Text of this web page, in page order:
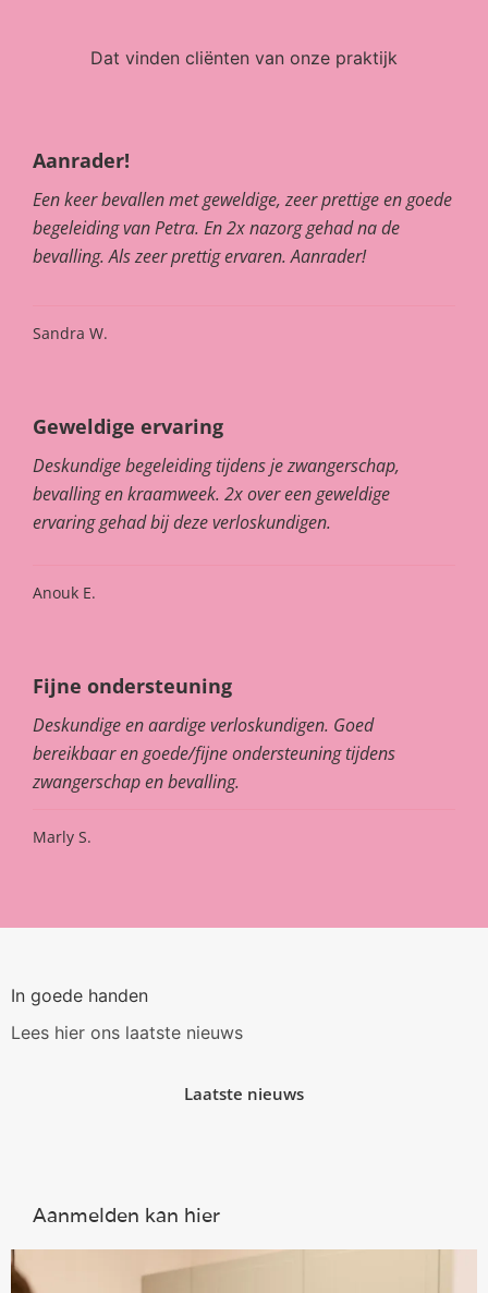
Dat vinden cliënten van onze praktijk
Aanrader!
Een keer bevallen met geweldige, zeer prettige en goede
begeleiding van Petra. En 2x nazorg gehad na de
bevalling. Als zeer prettig ervaren. Aanrader!
Sandra W.
Geweldige ervaring
Deskundige begeleiding tijdens je zwangerschap,
bevalling en kraamweek. 2x over een geweldige
ervaring gehad bij deze verloskundigen.
Anouk E.
Fijne ondersteuning
Deskundige en aardige verloskundigen. Goed
bereikbaar en goede/fijne ondersteuning tijdens
zwangerschap en bevalling.
Marly S.
In goede handen
Lees hier ons laatste nieuws
Laatste nieuws
Aanmelden kan hier